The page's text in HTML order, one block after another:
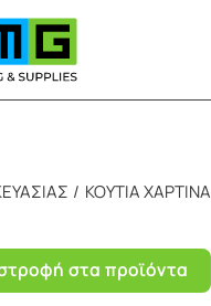
content
ΚΟΥΤΙΑ ΧΑΡΤΙΝΑ
στα προϊόντα